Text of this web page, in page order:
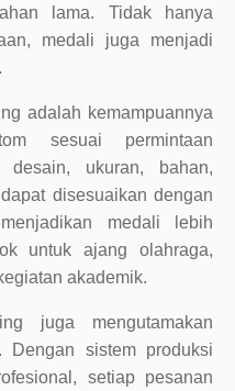
lama. Tidak hanya
medali juga menjadi
adalah kemampuannya
sesuai permintaan
ukuran, bahan,
disesuaikan dengan
medali lebih
untuk ajang olahraga,
akademik.
juga mengutamakan
Dengan sistem produksi
setiap pesanan